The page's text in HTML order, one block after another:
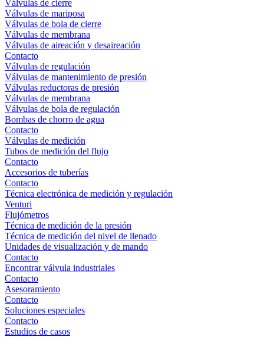
Válvulas de cierre
Válvulas de mariposa
Válvulas de bola de cierre
Válvulas de membrana
Válvulas de aireación y desaireación
Contacto
Válvulas de regulación
Válvulas de mantenimiento de presión
Válvulas reductoras de presión
Válvulas de membrana
Válvulas de bola de regulación
Bombas de chorro de agua
Contacto
Válvulas de medición
Tubos de medición del flujo
Contacto
Accesorios de tuberías
Contacto
Técnica electrónica de medición y regulación
Venturi
Flujómetros
Técnica de medición de la presión
Técnica de medición del nivel de llenado
Unidades de visualización y de mando
Contacto
Encontrar válvula industriales
Contacto
Asesoramiento
Contacto
Soluciones especiales
Contacto
Estudios de casos